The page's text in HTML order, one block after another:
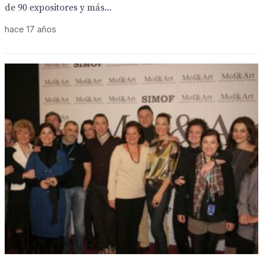
de 90 expositores y más...
hace 17 años